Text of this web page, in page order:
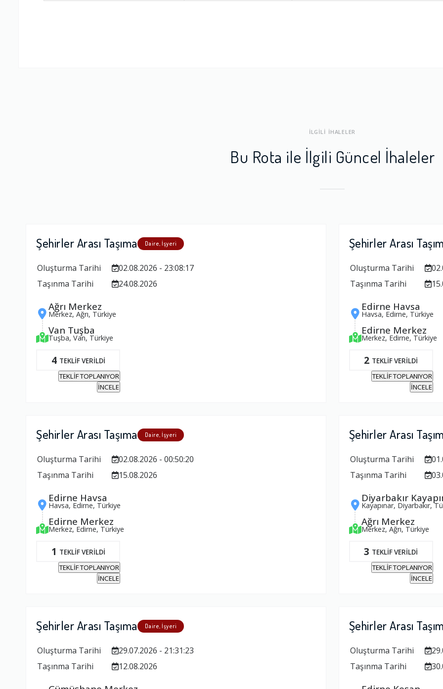
İLGİLİ İHALELER
Bu Rota ile İlgili Güncel İhaleler
Şehirler Arası Taşıma Daire, İşyeri
Oluşturma Tarihi
02.08.2026 - 23:08:17
Taşınma Tarihi
24.08.2026
Ağrı Merkez
Merkez, Ağrı, Türkiye
Van Tuşba
Tuşba, Van, Türkiye
4 TEKLİF VERİLDİ
TEKLİF TOPLANIYOR
İNCELE
Şehirler Arası
Oluşturma Tarihi
Taşınma Tarihi
Edirne Havsa
Havsa, Edirne, Türkiye
Edirne Merkez
Merkez, Edirne, Türkiye
2 TEKLİF VERİLDİ
TEKLİF TOPLANIYOR
İNCELE
Şehirler Arası Taşıma Daire, İşyeri
Oluşturma Tarihi
02.08.2026 - 00:50:20
Taşınma Tarihi
15.08.2026
Edirne Havsa
Havsa, Edirne, Türkiye
Edirne Merkez
Merkez, Edirne, Türkiye
1 TEKLİF VERİLDİ
TEKLİF TOPLANIYOR
İNCELE
Şehirler Arası
Oluşturma Tarihi
Taşınma Tarihi
Diyarbakır
Kayapınar, Diyarbakır,
Ağrı Merkez
Merkez, Ağrı, Türkiye
3 TEKLİF VERİLDİ
TEKLİF TOPLANIYOR
İNCELE
Şehirler Arası Taşıma Daire, İşyeri
Oluşturma Tarihi
29.07.2026 - 21:31:23
Taşınma Tarihi
12.08.2026
Şehirler Arası
Oluşturma Tarihi
Taşınma Tarihi